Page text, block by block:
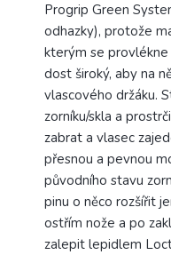
Progrip Green
odhazky), protože
kterým se
dost široký, aby na
vlascového držáku.
zorníku/skla a
zabrat a vlasec
přesnou a pevnou
původního stavu
pinu o něco rozšířit
ostřím nože a po
zalepit lepidlem